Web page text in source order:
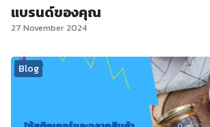
แบรนด์ของคุณ
27 November 2024
Blog